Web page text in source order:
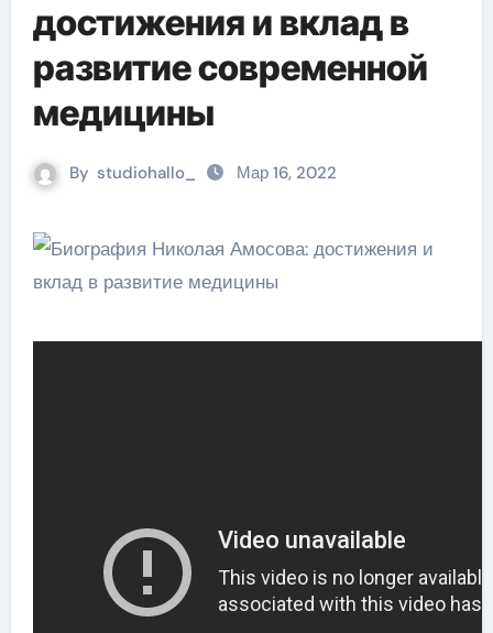
достижения и вклад в
развитие современной
медицины
By studiohallo_ Мар 16, 2022